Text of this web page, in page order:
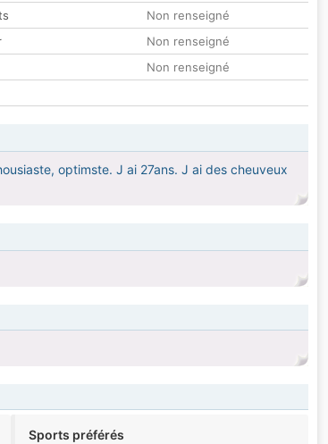
Non renseigné
Non renseigné
Non renseigné
optimste. J ai 27ans. J ai des cheuveux
Sports préférés